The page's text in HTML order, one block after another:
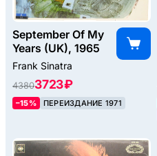
September Of My
Years (UK), 1965
Frank Sinatra
43803723 ₽
–15% ПЕРЕИЗДАНИЕ 1971